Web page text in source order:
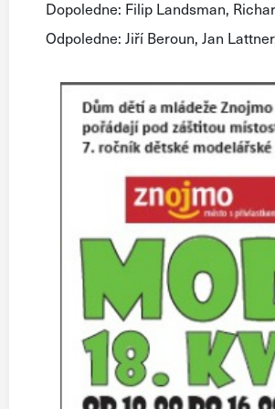
Dopoledne: Filip Landsman,
Odpoledne: Jiří Beroun, Jan